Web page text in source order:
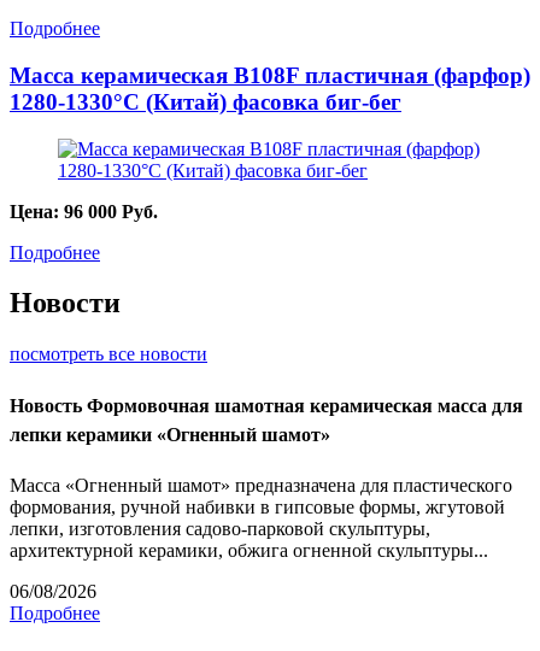
Подробнее
Масса керамическая B108F пластичная (фарфор)
1280-1330°С (Китай) фасовка биг-бег
Цена: 96 000 Руб.
Подробнее
Новости
посмотреть все новости
Новость Формовочная шамотная керамическая масса для
лепки керамики «Огненный шамот»
Масса «Огненный шамот» предназначена для пластического
формования, ручной набивки в гипсовые формы, жгутовой
лепки, изготовления садово-парковой скульптуры,
архитектурной керамики, обжига огненной скульптуры...
06/08/2026
Подробнее